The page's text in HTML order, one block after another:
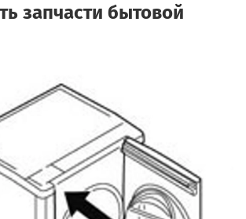
запчасти бытовой